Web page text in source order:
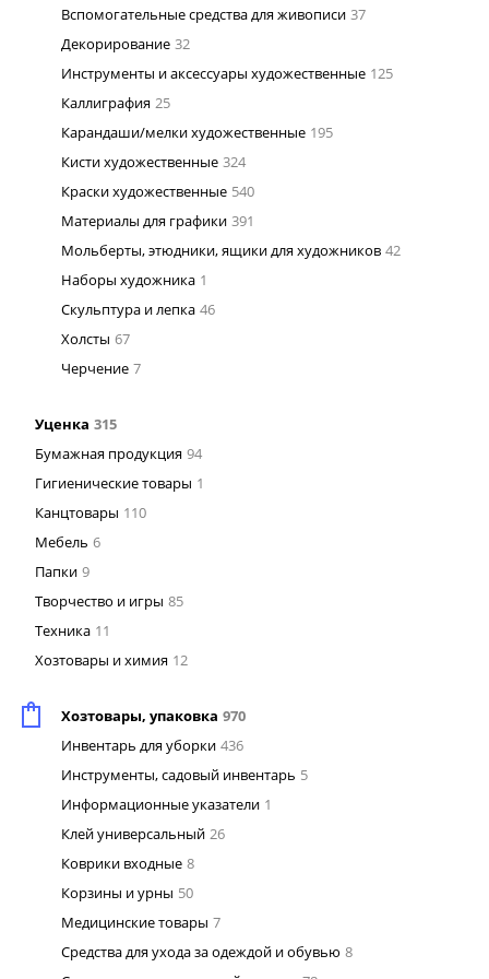
Вспомогательные средства для живописи 37
Декорирование 32
Инструменты и аксессуары художественные 125
Каллиграфия 25
Карандаши/мелки художественные 195
Кисти художественные 324
Краски художественные 540
Материалы для графики 391
Мольберты, этюдники, ящики для художников 42
Наборы художника 1
Скульптура и лепка 46
Холсты 67
Черчение 7
Уценка 315
Бумажная продукция 94
Гигиенические товары 1
Канцтовары 110
Мебель 6
Папки 9
Творчество и игры 85
Техника 11
Хозтовары и химия 12
Хозтовары, упаковка 970
Инвентарь для уборки 436
Инструменты, садовый инвентарь 5
Информационные указатели 1
Клей универсальный 26
Коврики входные 8
Корзины и урны 50
Медицинские товары 7
Средства для ухода за одеждой и обувью 8